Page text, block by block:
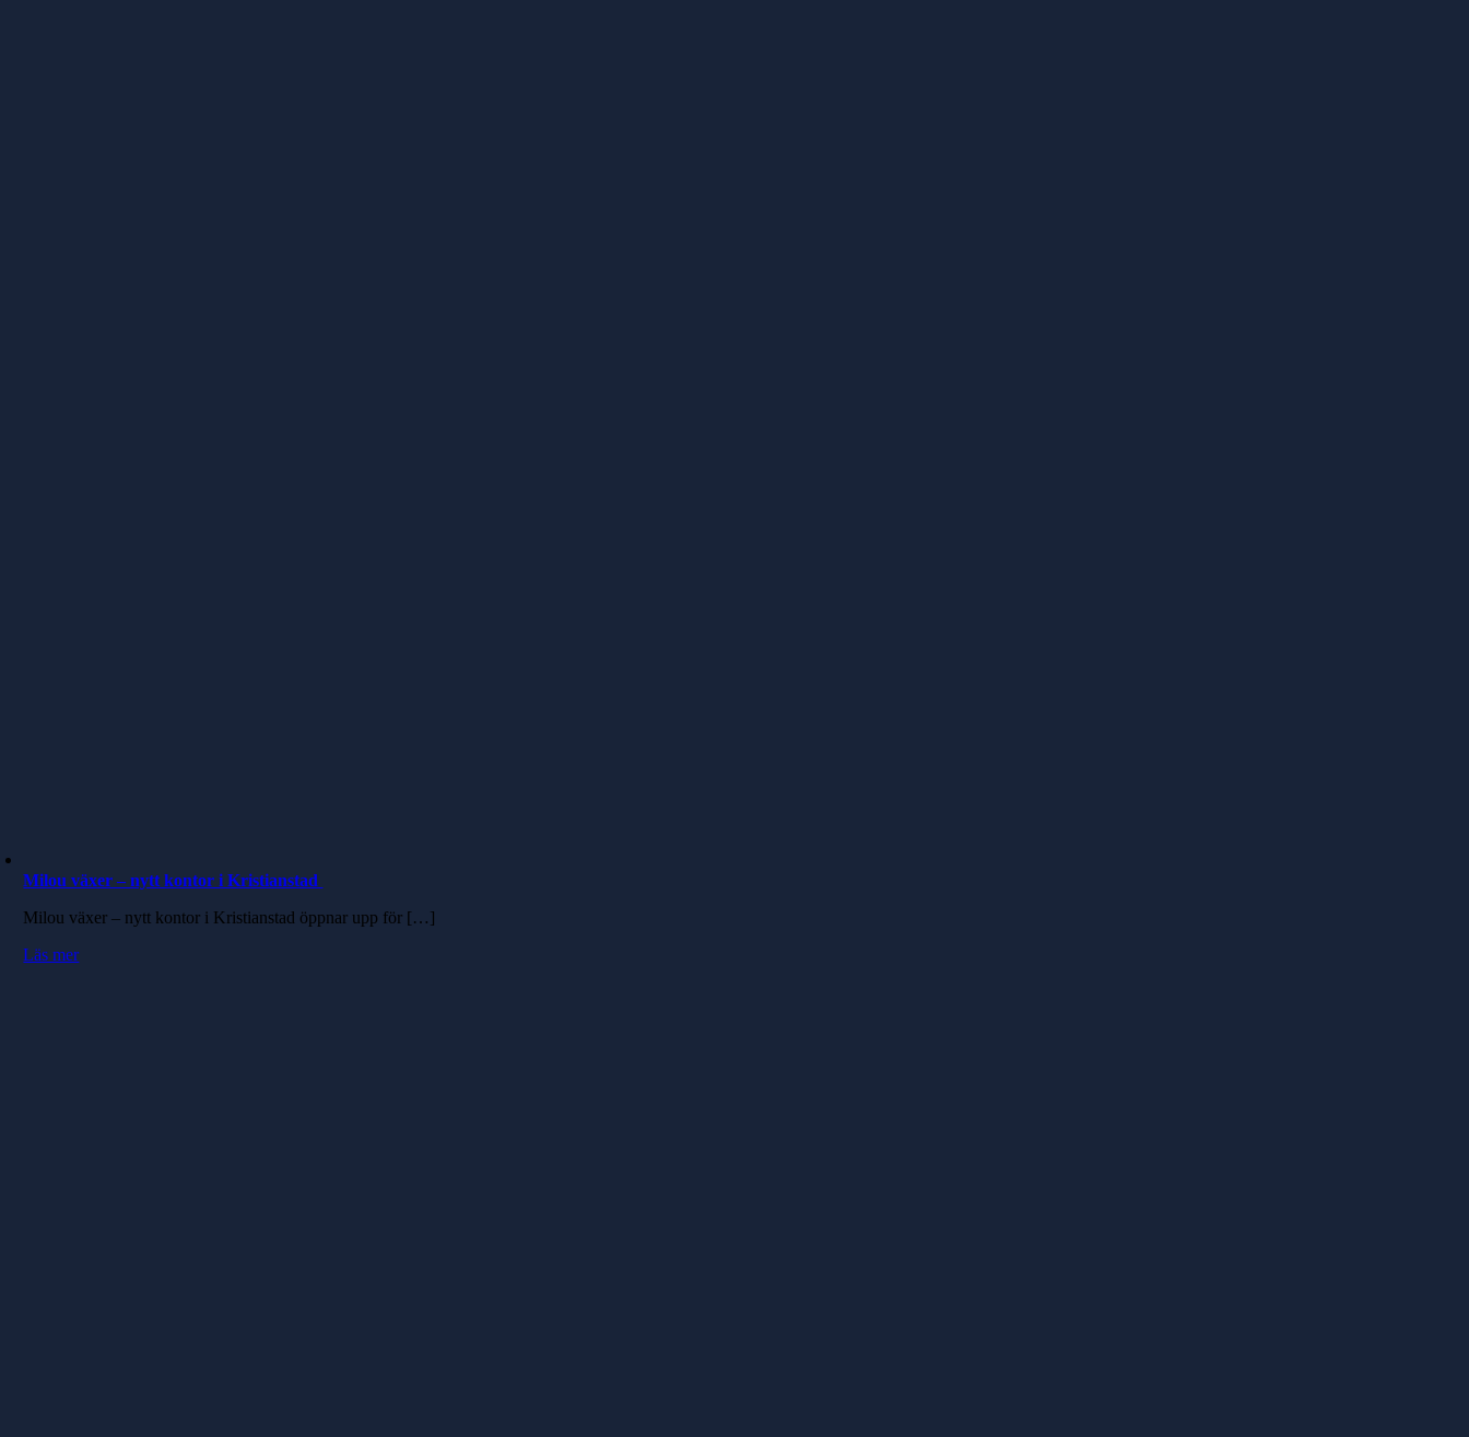
Milou växer – nytt kontor i Kristianstad
Milou växer – nytt kontor i Kristianstad öppnar upp för […]
Läs mer